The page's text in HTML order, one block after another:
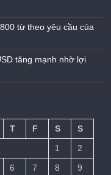
từ theo yêu cầu của
tăng mạnh nhờ lợi
T F S
S
1
2
6 7 8
9